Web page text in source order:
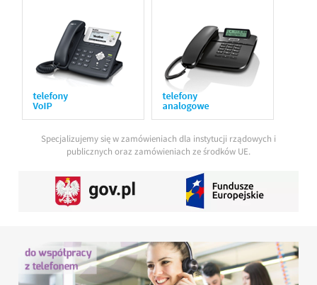
Specjalizujemy się w zamówieniach dla instytucji rządowych i
publicznych oraz zamówieniach ze środków UE.